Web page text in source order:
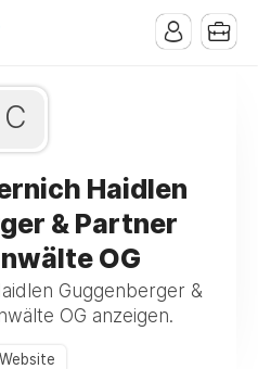
C
Haidlen
& Partner
OG
Guggenberger &
OG anzeigen.
Website